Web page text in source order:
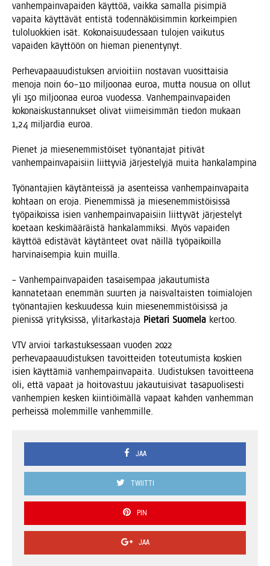
van­hem­pain­va­pai­den käyt­töä, vaik­ka samal­la pisim­piä
vapai­ta käyt­tä­vät entis­tä toden­nä­köi­sim­min kor­keim­pien
tulo­luok­kien isät. Koko­nai­suu­des­saan tulo­jen vai­ku­tus
vapai­den käyt­töön on hie­man pienentynyt.
Per­he­va­paa­uu­dis­tuk­sen arvioi­tiin nos­ta­van vuo­sit­tai­sia
meno­ja noin 60–110 mil­joo­naa euroa, mut­ta nousua on ollut
yli 150 mil­joo­naa euroa vuo­des­sa. Van­hem­pain­va­pai­den
koko­nais­kus­tan­nuk­set oli­vat vii­mei­sim­män tie­don mukaan
1,24 mil­jar­dia euroa.
Pie­net ja mie­se­nem­mis­töi­set työ­nan­ta­jat piti­vät
van­hem­pain­va­pai­siin liit­ty­viä jär­jes­te­ly­jä mui­ta hankalampina
Työ­nan­ta­jien käy­tän­teis­sä ja asen­teis­sa van­hem­pain­va­pai­ta
koh­taan on ero­ja. Pie­nem­mis­sä ja mie­se­nem­mis­töi­sis­sä
työ­pai­kois­sa isien van­hem­pain­va­pai­siin liit­ty­vät jär­jes­te­lyt
koe­taan kes­ki­mää­räis­tä han­ka­lam­mik­si. Myös vapai­den
käyt­töä edis­tä­vät käy­tän­teet ovat näil­lä työ­pai­koil­la
har­vi­nai­sem­pia kuin muilla.
– Van­hem­pain­va­pai­den tasai­sem­paa jakau­tu­mis­ta
kan­na­te­taan enem­män suur­ten ja nais­val­tais­ten toi­mia­lo­jen
työ­nan­ta­jien kes­kuu­des­sa kuin mie­se­nem­mis­töi­sis­sä ja
pie­nis­sä yri­tyk­sis­sä, yli­tar­kas­ta­ja Pie­ta­ri Suo­me­la kertoo.
VTV arvioi tar­kas­tuk­ses­saan vuo­den 2022
per­he­va­paa­uu­dis­tuk­sen tavoit­tei­den toteu­tu­mis­ta kos­kien
isien käyt­tä­miä van­hem­pain­va­pai­ta. Uudis­tuk­sen tavoit­tee­na
oli, että vapaat ja hoi­to­vas­tuu jakau­tui­si­vat tas­a­puo­li­ses­ti
van­hem­pien kes­ken kiin­tiöi­mäl­lä vapaat kah­den van­hem­man
per­heis­sä molem­mil­le vanhemmille.
JAA
TWIITTI
PIN
JAA